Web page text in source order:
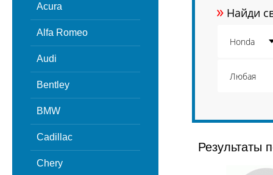
Acura
Alfa Romeo
Audi
Bentley
BMW
Cadillac
Chery
» Найди
Результаты